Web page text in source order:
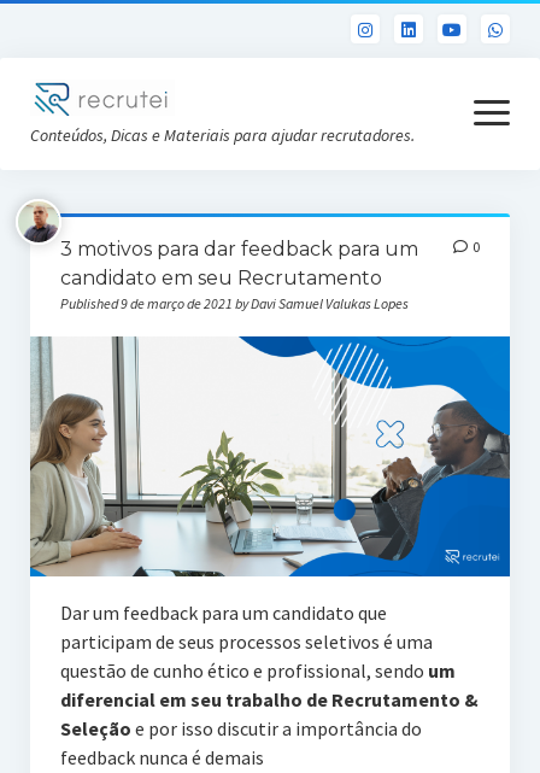
Conteúdos, Dicas e Materiais para ajudar recrutadores.
open
menu
Já sou Cliente
Conheça a Recrutei
Cursos RH gratuitos
Análise DISC gratuita
3 motivos para dar feedback para um
candidato em seu Recrutamento
Published 9 de março de 2021 by Davi Samuel Valukas Lopes
0
Dar um feedback para um candidato que
participam de seus processos seletivos é uma
questão de cunho ético e profissional, sendo um
diferencial em seu trabalho de Recrutamento &
Seleção e por isso discutir a importância do
feedback nunca é demais